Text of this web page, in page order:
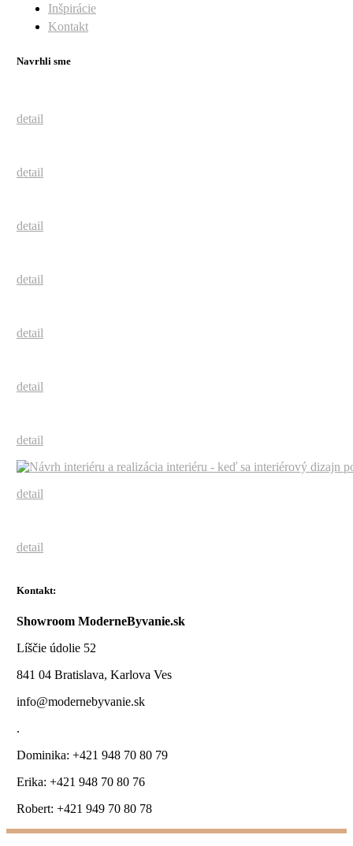
Inšpirácie
Kontakt
Navrhli sme
detail
detail
detail
detail
detail
detail
detail
detail
detail
Kontakt:
Showroom ModerneByvanie.sk
Líščie údolie 52
841 04 Bratislava, Karlova Ves
info@modernebyvanie.sk
.
Dominika: +421 948 70 80 79
Erika: +421 948 70 80 76
Robert: +421 949 70 80 78